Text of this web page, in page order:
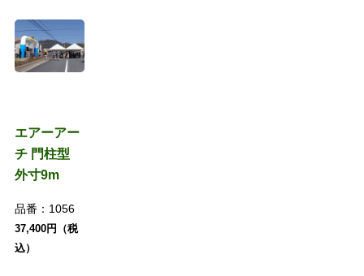
エアーアー
チ 門柱型
外寸9m
品番： 1056
37,400円（税
込）